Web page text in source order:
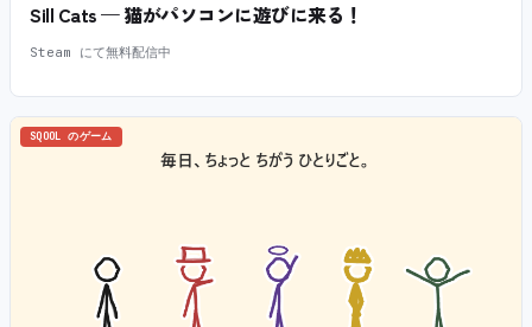
Sill Cats — 猫がパソコンに遊びに来る！
Steam にて無料配信中
SQOOL のゲーム